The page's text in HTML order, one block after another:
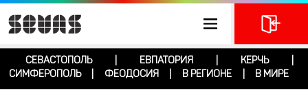
СЕВАСТОПОЛЬ ЕВПАТОРИЯ КЕРЧЬ
СИМФЕРОПОЛЬ
ФЕОДОСИЯ В РЕГИОНЕ В МИРЕ